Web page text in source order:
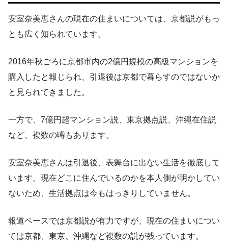
安室奈美恵さんの現在の住まいについては、京都説がもっ
とも広く知られています。
2016年秋ごろに京都市内の2億円規模の高級マンションを
購入したと報じられ、引退後は京都で暮らすのではないか
と見られてきました。
一方で、7億円超マンション説、東京拠点説、沖縄在住説
など、複数の噂もあります。
安室奈美恵さんは引退後、表舞台に出ない生活を徹底して
います。現在どこに住んでいるのかを本人側が明かしてい
ないため、生活拠点は今もはっきりしていません。
報道ベースでは京都説が有力ですが、現在の住まいについ
ては京都、東京、沖縄など複数の説が残っています。